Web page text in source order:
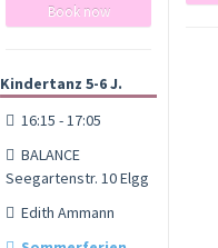
Book now
Kindertanz 5-6 J.
16:15 - 17:05
BALANCE
Seegartenstr. 10 Elgg
Edith Ammann